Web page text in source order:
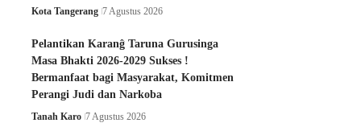
Kota Tangerang 7 Agustus 2026
Pelantikan Karanĝ Taruna Gurusinga
Masa Bhakti 2026-2029 Sukses !
Bermanfaat bagi Masyarakat, Komitmen
Perangi Judi dan Narkoba
Tanah Karo 7 Agustus 2026